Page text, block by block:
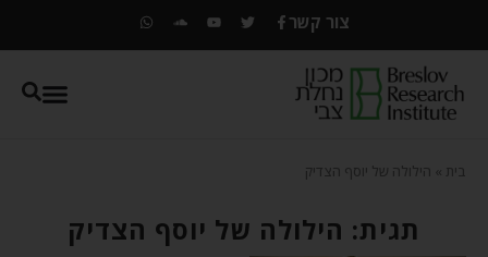
צור קשר
בית הילולה של יוסף הצדיק
תגית: הילולה של יוסף הצדיק